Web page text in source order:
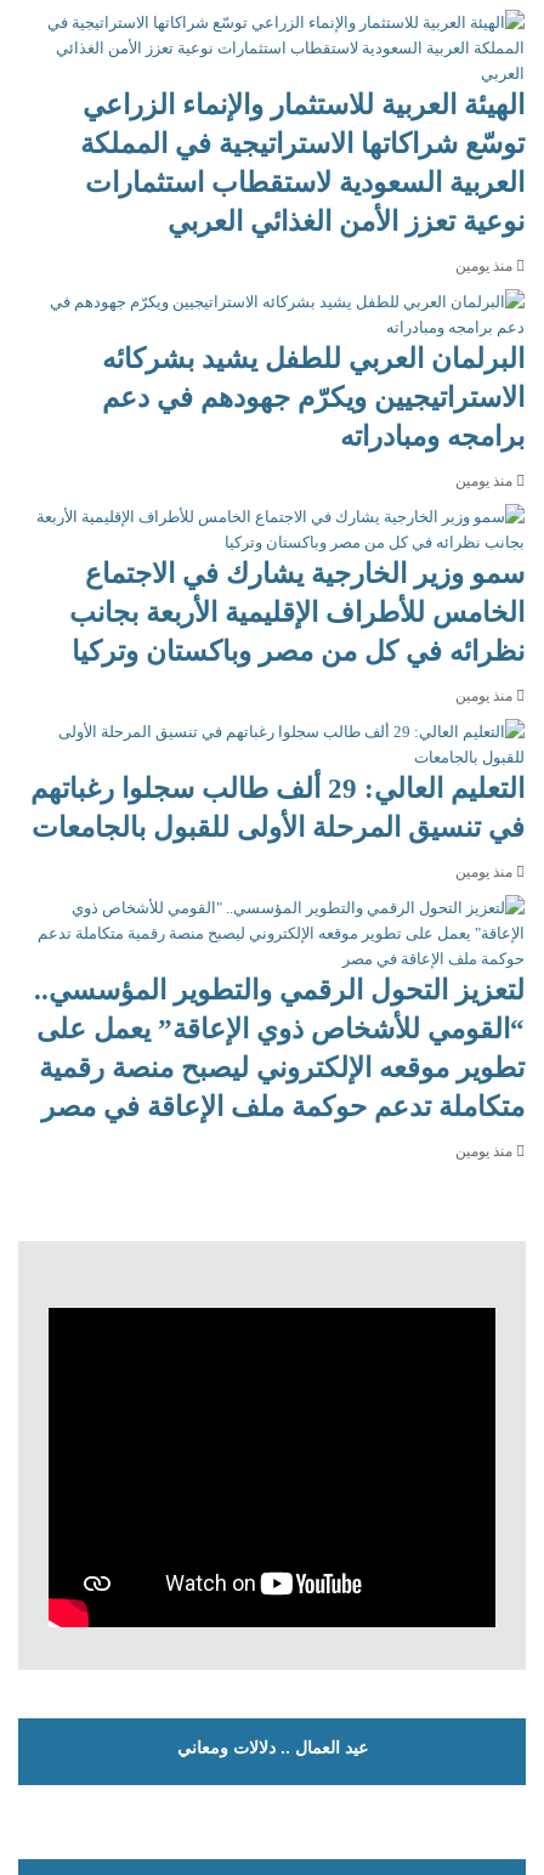
الهيئة العربية للاستثمار والإنماء الزراعي
توسّع شراكاتها الاستراتيجية في المملكة
العربية السعودية لاستقطاب استثمارات
نوعية تعزز الأمن الغذائي العربي
منذ يومين
البرلمان العربي للطفل يشيد بشركائه
الاستراتيجيين ويكرّم جهودهم في دعم
برامجه ومبادراته
منذ يومين
سمو وزير الخارجية يشارك في الاجتماع
الخامس للأطراف الإقليمية الأربعة بجانب
نظرائه في كل من مصر وباكستان وتركيا
منذ يومين
التعليم العالي: 29 ألف طالب سجلوا رغباتهم
في تنسيق المرحلة الأولى للقبول بالجامعات
منذ يومين
لتعزيز التحول الرقمي والتطوير المؤسسي..
“القومي للأشخاص ذوي الإعاقة” يعمل على
تطوير موقعه الإلكتروني ليصبح منصة رقمية
متكاملة تدعم حوكمة ملف الإعاقة في مصر
منذ يومين
عيد العمال .. دلالات ومعاني